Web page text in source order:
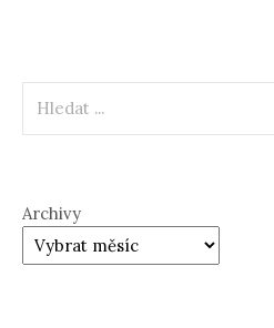
Archivy